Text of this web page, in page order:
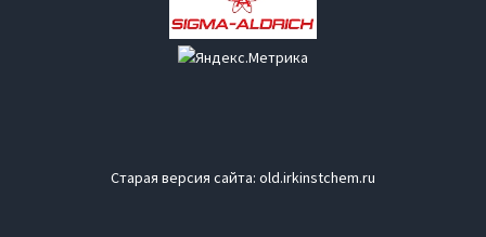
Старая версия сайта: old.irkinstchem.ru